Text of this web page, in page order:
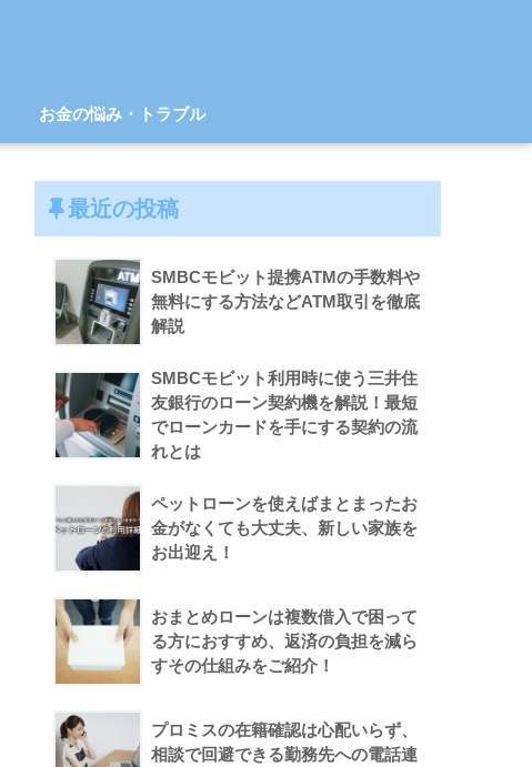
お金の悩み・トラブル
最近の投稿
SMBCモビット提携ATMの手数料や
無料にする方法などATM取引を徹底
解説
SMBCモビット利用時に使う三井住
友銀行のローン契約機を解説！最短
でローンカードを手にする契約の流
れとは
ペットローンを使えばまとまったお
金がなくても大丈夫、新しい家族を
お出迎え！
おまとめローンは複数借入で困って
る方におすすめ、返済の負担を減ら
すその仕組みをご紹介！
プロミスの在籍確認は心配いらず、
相談で回避できる勤務先への電話連